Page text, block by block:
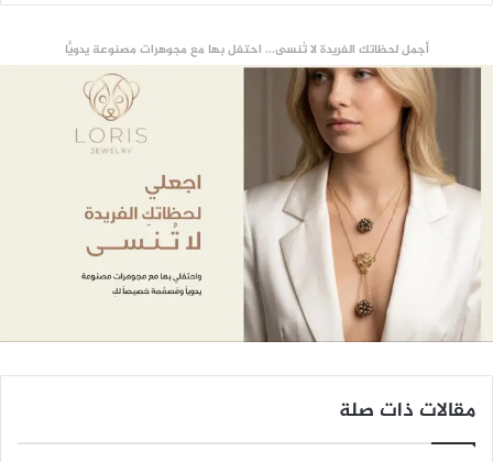
أجمل لحظاتك الفريدة لا تُنسى... احتفل بها مع مجوهرات مصنوعة يدويًّا
مقالات ذات صلة